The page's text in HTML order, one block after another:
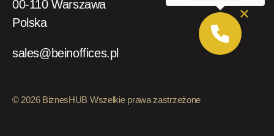
00-110 Warszawa
Polska
sales@beinoffices.pl
© 2026 BiznesHUB Wszelkie prawa zastrzeżone